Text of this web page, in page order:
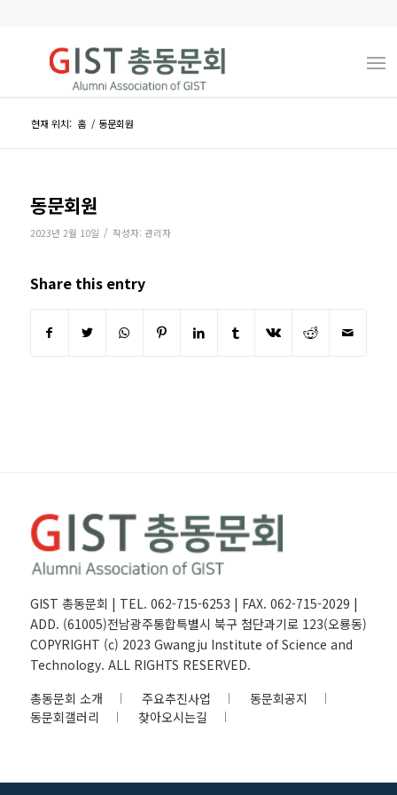
현재 위치: 홈 / 동문회원
동문회원
2023년 2월 10일 / 작성자: 관리자
Share this entry
GIST 총동문회 | TEL. 062-715-6253 | FAX. 062-715-2029 |
ADD. (61005)전남광주통합특별시 북구 첨단과기로 123(오룡동)
COPYRIGHT (c) 2023 Gwangju Institute of Science and
Technology. ALL RIGHTS RESERVED.
총동문회 소개
주요추진사업
동문회공지
동문회갤러리
찾아오시는길